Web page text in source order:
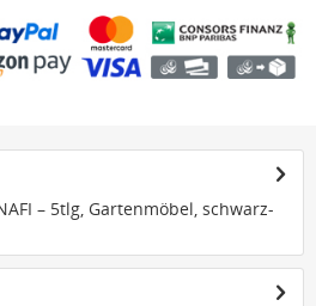
– 5tlg, Gartenmöbel, schwarz-